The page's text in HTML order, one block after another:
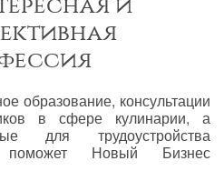
образование, консультации
в сфере кулинарии, а
для трудоустройства
Новый Бизнес